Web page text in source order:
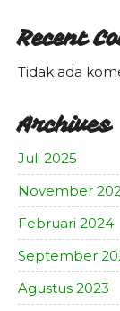
Recent
Tidak ada
Archives
Juli 2025
November
Februari 2024
September
Agustus 2023